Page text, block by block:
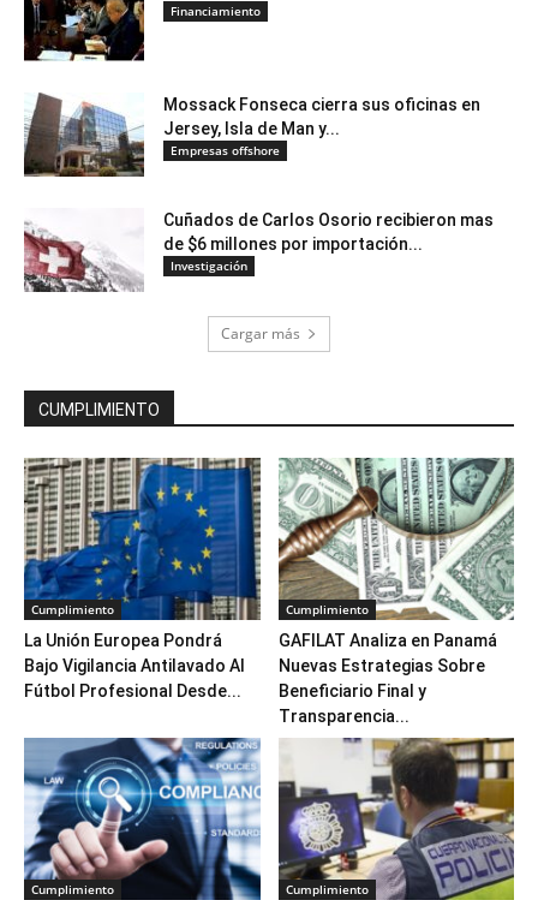
Financiamiento
Mossack Fonseca cierra sus oficinas en
Jersey, Isla de Man y...
Empresas offshore
Cuñados de Carlos Osorio recibieron mas
de $6 millones por importación...
Investigación
Cargar más
CUMPLIMIENTO
Cumplimiento
La Unión Europea Pondrá
Bajo Vigilancia Antilavado Al
Fútbol Profesional Desde...
Cumplimiento
GAFILAT Analiza en Panamá
Nuevas Estrategias Sobre
Beneficiario Final y
Transparencia...
Cumplimiento Cumplimiento